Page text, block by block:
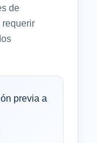
de
previa a